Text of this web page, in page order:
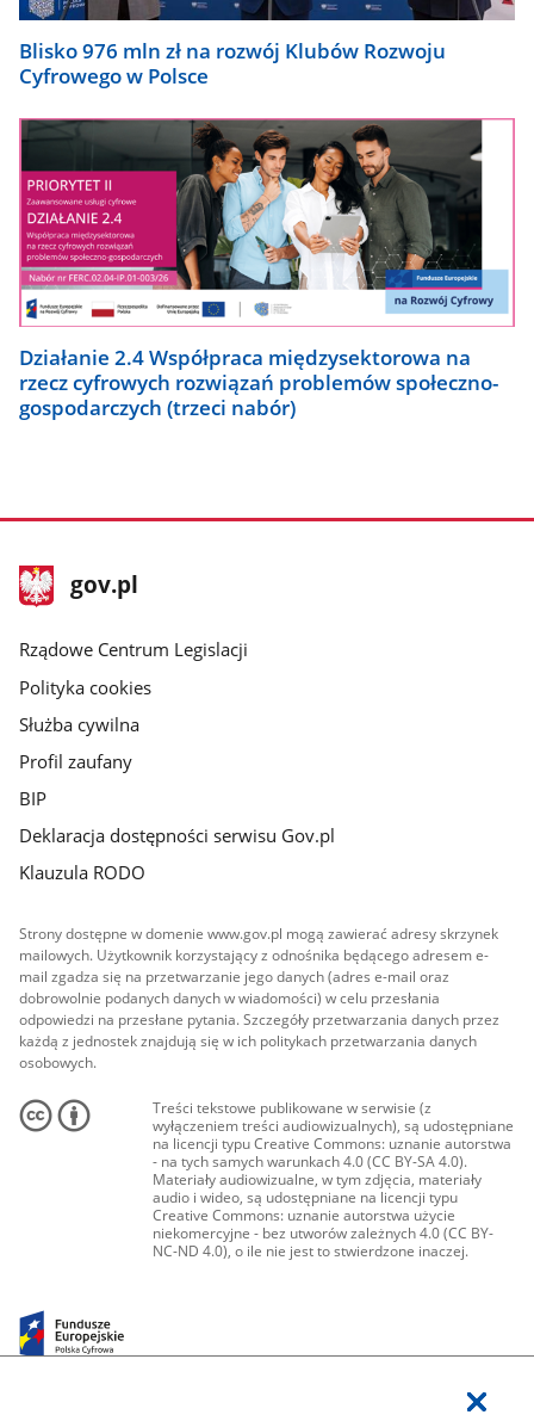
Blisko 976 mln zł na rozwój Klubów Rozwoju
Cyfrowego w Polsce
Działanie 2.4 Współpraca międzysektorowa na
rzecz cyfrowych rozwiązań problemów społeczno-
gospodarczych (trzeci nabór)
stopka
gov.plStrona
gov.pl
Rządowe Centrum Legislacji
Polityka cookies
Służba cywilna
Profil zaufany
BIP
Deklaracja dostępności serwisu Gov.pl
Klauzula RODO
Strony dostępne w domenie www.gov.pl mogą zawierać adresy skrzynek
mailowych. Użytkownik korzystający z odnośnika będącego adresem e-
mail zgadza się na przetwarzanie jego danych (adres e-mail oraz
dobrowolnie podanych danych w wiadomości) w celu przesłania
odpowiedzi na przesłane pytania. Szczegóły przetwarzania danych przez
każdą z jednostek znajdują się w ich politykach przetwarzania danych
osobowych.
Treści tekstowe publikowane w serwisie (z
wyłączeniem treści audiowizualnych), są udostępniane
na licencji typu Creative Commons: uznanie autorstwa
- na tych samych warunkach 4.0 (CC BY-SA 4.0).
Materiały audiowizualne, w tym zdjęcia, materiały
audio i wideo, są udostępniane na licencji typu
Creative Commons: uznanie autorstwa użycie
niekomercyjne - bez utworów zależnych 4.0 (CC BY-
NC-ND 4.0), o ile nie jest to stwierdzone inaczej.